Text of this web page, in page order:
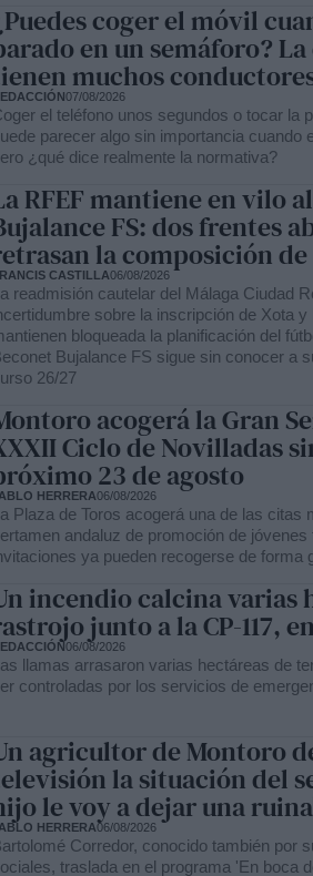
coger el móvil
en un semáforo?
muchos
07/08/2026
el teléfono unos segundos o tocar la
parecer algo sin importancia cuando
¿qué dice realmente la normativa?
RFEF mantiene en vilo
FS: dos frentes
la composición
CASTILLA06/08/2026
readmisión cautelar del Málaga Ciudad
sobre la inscripción de Xota y
bloqueada la planificación del
Bujalance FS sigue sin conocer a
26/27
acogerá la Gran
Ciclo de Novilladas
23 de agosto
HERRERA06/08/2026
Plaza de Toros acogerá una de las citas
andaluz de promoción de jóvenes
ya pueden recogerse de forma
incendio calcina varias
junto a la CP-117,
06/08/2026
llamas arrasaron varias hectáreas de
controladas por los servicios de
agricultor de Montoro
la situación del
le voy a dejar una
HERRERA06/08/2026
Corredor, conocido también por
traslada en el programa 'En boca